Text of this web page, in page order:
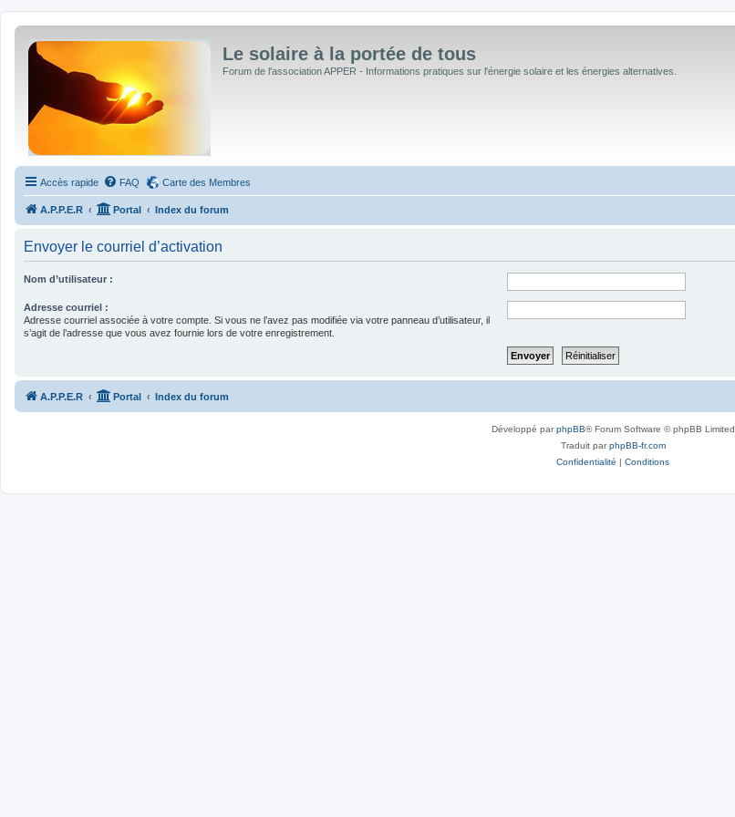
Le solaire à la portée de tous
Forum de l'association APPER - Informations pratiques sur l'énergie solaire et les énergies alternatives.
Accès rapide FAQ Carte des Membres
A.P.P.E.R Portal Index du forum
Envoyer le courriel d’activation
Nom d’utilisateur :
Adresse courriel :
Adresse courriel associée à votre compte. Si vous ne l’avez pas modifiée via votre panneau d’utilisateur, il
s’agit de l’adresse que vous avez fournie lors de votre enregistrement.
A.P.P.E.R Portal Index du forum
Développé parphpBB® Forum Software © phpBB Limited
Traduit parphpBB-fr.com
Confidentialité | Conditions